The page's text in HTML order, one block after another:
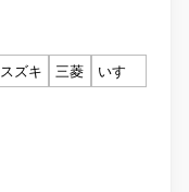
スズキ 三菱
いすゞ